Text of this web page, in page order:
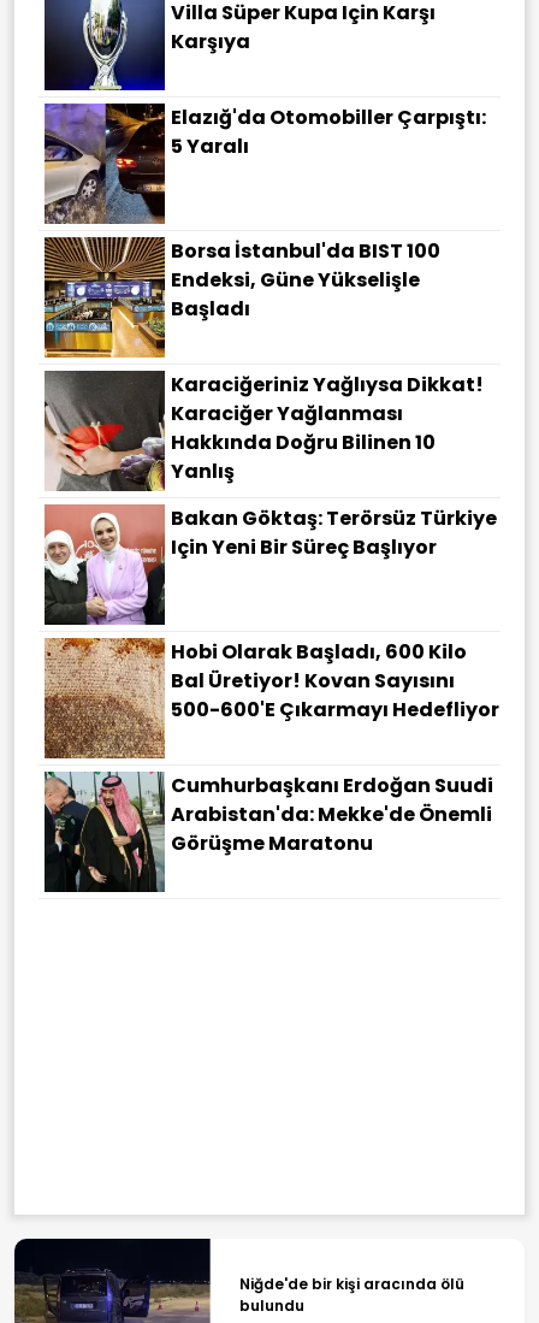
Villa Süper Kupa Için Karşı
Karşıya
Elazığ'da Otomobiller Çarpıştı:
5 Yaralı
Borsa İstanbul'da BIST 100
Endeksi, Güne Yükselişle
Başladı
Karaciğeriniz Yağlıysa Dikkat!
Karaciğer Yağlanması
Hakkında Doğru Bilinen 10
Yanlış
Bakan Göktaş: Terörsüz Türkiye
Için Yeni Bir Süreç Başlıyor
Hobi Olarak Başladı, 600 Kilo
Bal Üretiyor! Kovan Sayısını
500-600'e Çıkarmayı Hedefliyor
Cumhurbaşkanı Erdoğan Suudi
Arabistan'da: Mekke'de Önemli
Görüşme Maratonu
Niğde'de bir kişi aracında ölü
bulundu